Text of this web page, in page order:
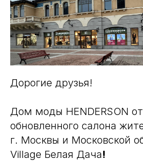
Дорогие друзья!
Дом моды HENDERSON
обновленного салона
г. Москвы и Московской
Village Белая Дача!